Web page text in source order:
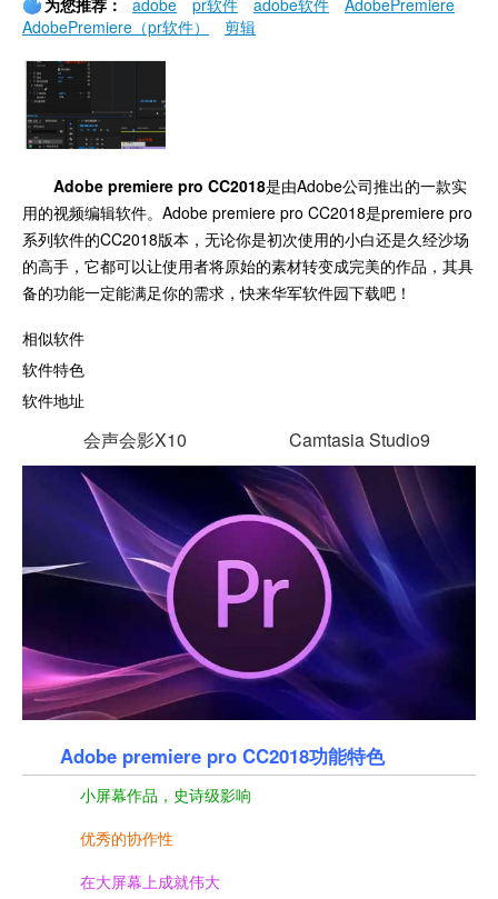
AdobePremiere（pr软件）
剪辑
Adobe premiere pro CC2018是由Adobe公司推出的一款实
用的视频编辑软件。Adobe premiere pro CC2018是premiere pro
系列软件的CC2018版本，无论你是初次使用的小白还是久经沙场
的高手，它都可以让使用者将原始的素材转变成完美的作品，其具
备的功能一定能满足你的需求，快来华军软件园下载吧！
相似软件
软件特色
软件地址
会声会影X10
专业视频编辑
查看
Camtasia Studio9
功能丰富完整
查看
EDIUS
支持多种格式
查看
Vegas Pro 15
专业影像编辑
查看
Sony Vegas Pro 13
方便新手使用
Adobe premiere pro CC2018功能特色
小屏幕作品，史诗级影响
优秀的协作性
在大屏幕上成就伟大